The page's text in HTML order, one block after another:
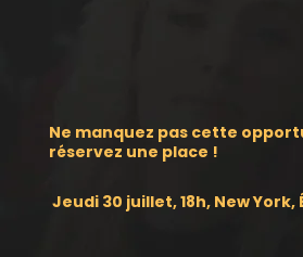
Ne manquez pas cette
réservez une place !
Jeudi 30 juillet, 18h, New